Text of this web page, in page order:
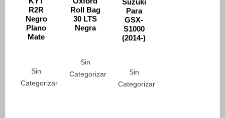
R2R
Negro
Plano
Mate
Sin
Categorizar
Roll Bag
30 LTS
Negra
Sin
Categorizar
Suzuki
Para
GSX-
S1000
(2014-)
Sin
Categorizar